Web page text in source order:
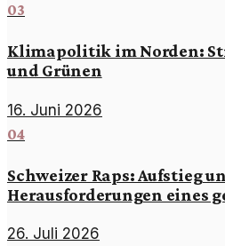
03
Klimapolitik im Norden:
und Grünen
16. Juni 2026
04
Schweizer Raps: Aufstieg
Herausforderungen eines
26. Juli 2026